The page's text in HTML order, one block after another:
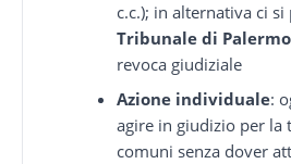
c.c.); in alternativa ci
Tribunale di Palermo
revoca giudiziale
Azione individuale:
agire in giudizio per la
comuni senza dover